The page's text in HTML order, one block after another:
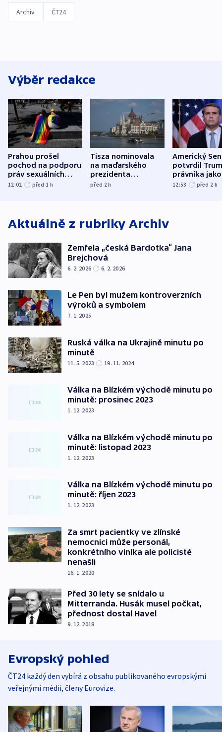
Archiv ČT24
Výběr redakce
Prahou prošel
pochod na podporu
práv sexuálních
menšin
12:02 před 1 h
Tisza nominovala
na maďarského
prezidenta
bývalého šéfa
před 2h
Americký
potvrdil
právníka jako
ministra
12:53 před 2 h
Aktuálně z rubriky Archiv
Zemřela „česká Bardotka“ Jana
Brejchová
6. 2. 2026 6. 2. 2026
Le Pen byl mužem kontroverzních
výroků a symbolem
7. 1. 2025
Ruská válka na Ukrajině minutu po
minutě
11. 5. 2023 19. 11. 2024
Válka na Blízkém východě minutu po
minutě: prosinec 2023
1. 12. 2023
Válka na Blízkém východě minutu po
minutě: listopad 2023
1. 12. 2023
Válka na Blízkém východě minutu po
minutě: říjen 2023
1. 12. 2023
Za smrt pacientky ve zlínské
nemocnici může personál,
konkrétního viníka ale policisté
nenašli
16. 1. 2020
Před 30 lety se snídalo u
Mitterranda. Husák musel počkat,
přednost dostal Havel
9. 12. 2018
Evropský pohled
ČT24 každý den vybírá z obsahu publikovaného evropskými
veřejnými médii, členy Eurovize.